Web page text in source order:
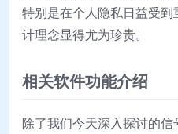
特别是在个人隐私日益受
计理念显得尤为珍贵。
相关软件功能介绍
除了我们今天深入探讨的